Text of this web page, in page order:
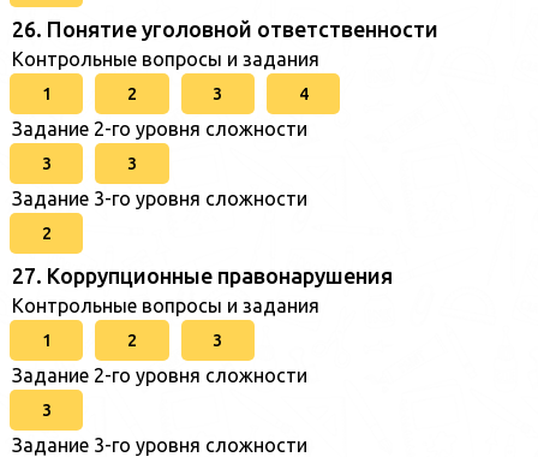
26. Понятие уголовной ответственности
Контрольные вопросы и задания
1 2 3 4
Задание 2-го уровня сложности
3 3
Задание 3-го уровня сложности
2
27. Коррупционные правонарушения
Контрольные вопросы и задания
1 2 3
Задание 2-го уровня сложности
3
Задание 3-го уровня сложности